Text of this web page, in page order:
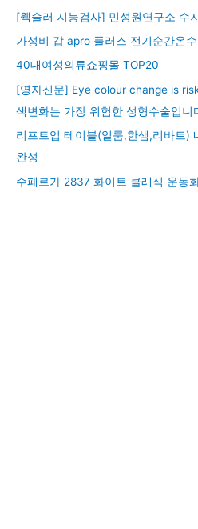
[웩슬러 지능검사] 민성원연구소 수
가성비 갑 apro 플러스 전기순간온
40대여성의류쇼핑몰 TOP20
[영자신문] Eye colour change is
색변화는 가장 위험한 성형수술입니
리프트업 테이블(일룸,한샘,리바트)
완성
수페르가 2837 화이트 클래식 운동